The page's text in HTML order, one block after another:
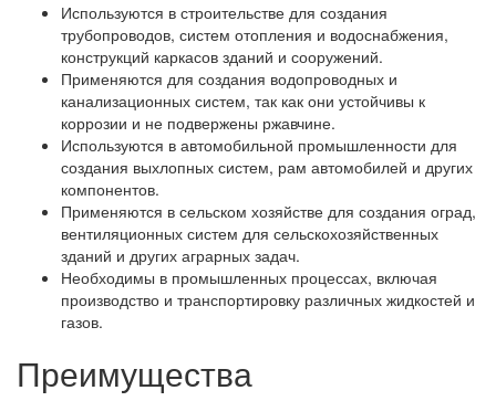
Используются в строительстве для создания
трубопроводов, систем отопления и водоснабжения,
конструкций каркасов зданий и сооружений.
Применяются для создания водопроводных и
канализационных систем, так как они устойчивы к
коррозии и не подвержены ржавчине.
Используются в автомобильной промышленности для
создания выхлопных систем, рам автомобилей и других
компонентов.
Применяются в сельском хозяйстве для создания оград,
вентиляционных систем для сельскохозяйственных
зданий и других аграрных задач.
Необходимы в промышленных процессах, включая
производство и транспортировку различных жидкостей и
газов.
Преимущества